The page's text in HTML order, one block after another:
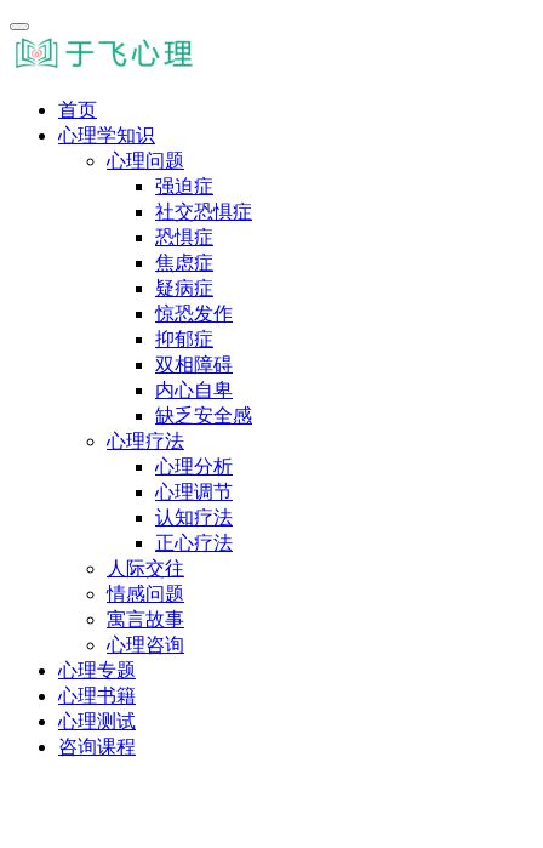
首页
心理学知识
心理问题
强迫症
社交恐惧症
恐惧症
焦虑症
疑病症
惊恐发作
抑郁症
双相障碍
内心自卑
缺乏安全感
心理疗法
心理分析
心理调节
认知疗法
正心疗法
人际交往
情感问题
寓言故事
心理咨询
心理专题
心理书籍
心理测试
咨询课程